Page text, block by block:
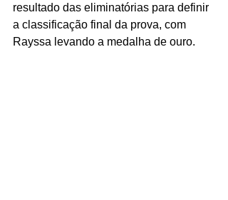
resultado das eliminatórias para definir
a classificação final da prova, com
Rayssa levando a medalha de ouro.